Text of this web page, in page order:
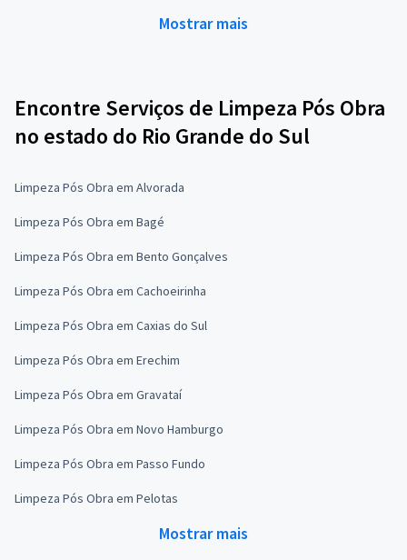
Mostrar mais
Encontre Serviços de Limpeza Pós Obra
no estado do Rio Grande do Sul
Limpeza Pós Obra em Alvorada
Limpeza Pós Obra em Bagé
Limpeza Pós Obra em Bento Gonçalves
Limpeza Pós Obra em Cachoeirinha
Limpeza Pós Obra em Caxias do Sul
Limpeza Pós Obra em Erechim
Limpeza Pós Obra em Gravataí
Limpeza Pós Obra em Novo Hamburgo
Limpeza Pós Obra em Passo Fundo
Limpeza Pós Obra em Pelotas
Mostrar mais